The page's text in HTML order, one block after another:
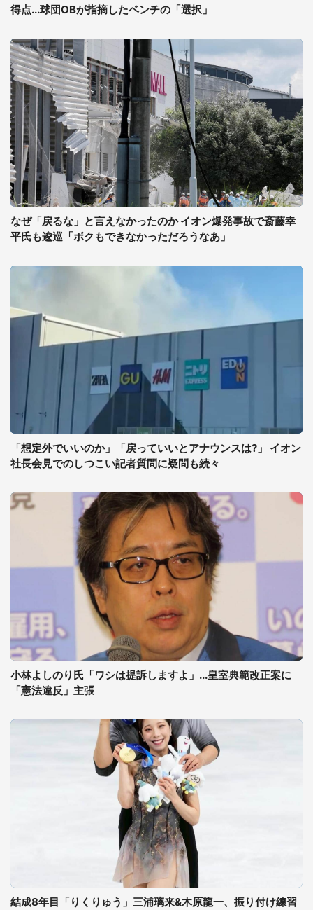
得点...球団OBが指摘したベンチの「選択」
なぜ「戻るな」と言えなかったのか イオン爆発事故で斎藤幸
平氏も逡巡「ボクもできなかっただろうなあ」
「想定外でいいのか」「戻っていいとアナウンスは?」 イオン
社長会見でのしつこい記者質問に疑問も続々
小林よしのり氏「ワシは提訴しますよ」...皇室典範改正案に
「憲法違反」主張
結成8年目「りくりゅう」三浦璃来&木原龍一、振り付け練習